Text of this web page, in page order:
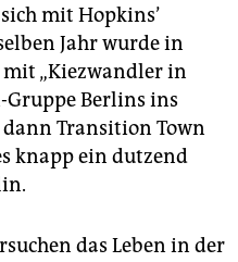
mit Hopkins’
Jahr wurde in
„Kiezwandler in
Gruppe Berlins ins
dann Transition Town
knapp ein dutzend
das Leben in der